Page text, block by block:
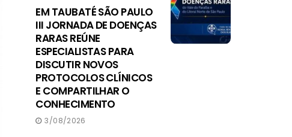
EM TAUBATÉ SÃO PAULO
III JORNADA DE DOENÇAS
RARAS REÚNE
ESPECIALISTAS PARA
DISCUTIR NOVOS
PROTOCOLOS CLÍNICOS
E COMPARTILHAR O
CONHECIMENTO
3/08/2026